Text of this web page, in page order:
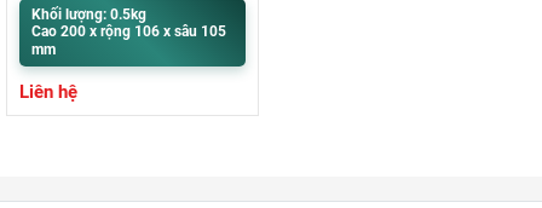
Khối lượng: 0.5kg
Cao 200 x rộng 106 x sâu 105
mm
Liên hệ